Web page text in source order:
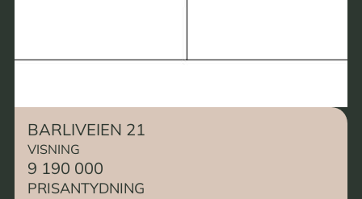
BARLIVEIEN 21
VISNING
9 190 000
PRISANTYDNING